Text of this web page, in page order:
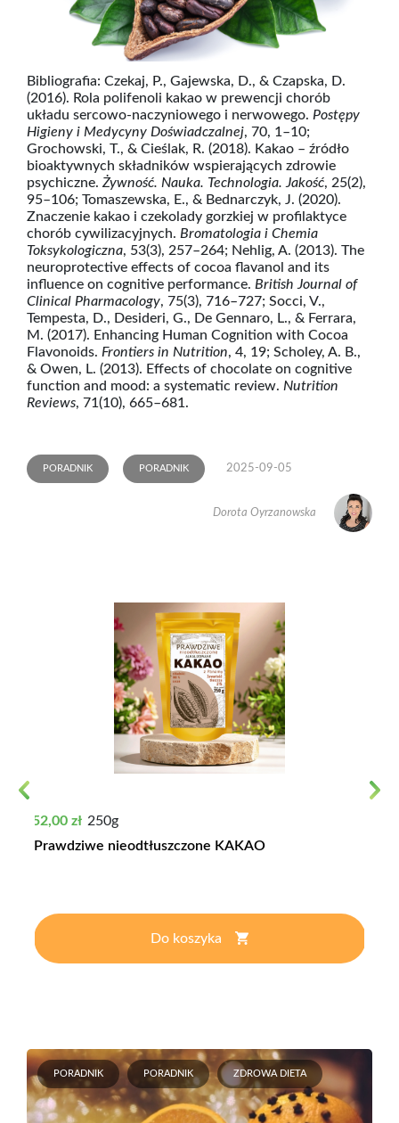
Bibliografia: Czekaj, P., Gajewska, D., & Czapska, D.
(2016). Rola polifenoli kakao w prewencji chorób
układu sercowo-naczyniowego i nerwowego. Postępy
Higieny i Medycyny Doświadczalnej, 70, 1–10;
Grochowski, T., & Cieślak, R. (2018). Kakao – źródło
bioaktywnych składników wspierających zdrowie
psychiczne. Żywność. Nauka. Technologia. Jakość, 25(2),
95–106; Tomaszewska, E., & Bednarczyk, J. (2020).
Znaczenie kakao i czekolady gorzkiej w profilaktyce
chorób cywilizacyjnych. Bromatologia i Chemia
Toksykologiczna, 53(3), 257–264; Nehlig, A. (2013). The
neuroprotective effects of cocoa flavanol and its
influence on cognitive performance. British Journal of
Clinical Pharmacology, 75(3), 716–727; Socci, V.,
Tempesta, D., Desideri, G., De Gennaro, L., & Ferrara,
M. (2017). Enhancing Human Cognition with Cocoa
Flavonoids. Frontiers in Nutrition, 4, 19; Scholey, A. B.,
& Owen, L. (2013). Effects of chocolate on cognitive
function and mood: a systematic review. Nutrition
Reviews, 71(10), 665–681.
PORADNIK PORADNIK 2025-09-05
Dorota Oyrzanowska
Cena
52,00 zł 250g
Prawdziwe nieodtłuszczone KAKAO
Do koszyka
PORADNIK PORADNIK ZDROWA DIETA